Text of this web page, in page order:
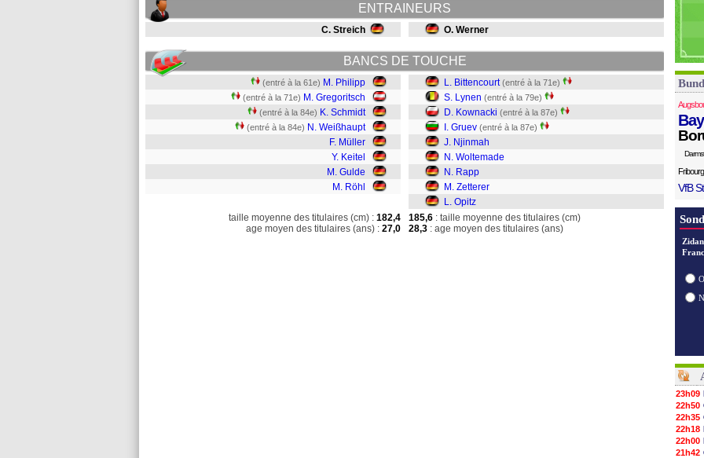
ENTRAINEURS
C. Streich O. Werner
BANCS DE TOUCHE
(entré à la 61e) M. Philipp
(entré à la 71e) M. Gregoritsch
(entré à la 84e) K. Schmidt
(entré à la 84e) N. Weißhaupt
F. Müller
Y. Keitel
M. Gulde
M. Röhl
L. Bittencourt (entré à la 71e)
S. Lynen (entré à la 79e)
D. Kownacki (entré à la 87e)
I. Gruev (entré à la 87e)
J. Njinmah
N. Woltemade
N. Rapp
M. Zetterer
L. Opitz
taille moyenne des titulaires (cm) : 182,4
age moyen des titulaires (ans) : 27,0
185,6 : taille moyenne des titulaires (cm)
28,3 : age moyen des titulaires (ans)
Fribourg
VfB
23h09
22h50
22h35
22h18
22h00
21h42